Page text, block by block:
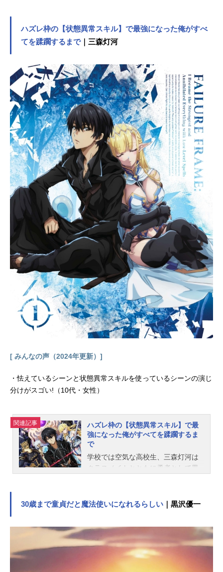
ハズレ枠の【状態異常スキル】で最強になった俺がすべ
てを蹂躙するまで｜三森灯河
[ みんなの声（2024年更新）]
・怯えているシーンと状態異常スキルを使っているシーンの演じ
分けがスゴい!（10代・女性）
関連記事
ハズレ枠の【状態異常スキル】で最
強になった俺がすべてを蹂躙するま
で
学校では空気な高校生、三森灯河は
クラスメイトとともに勇者として異
級、Ａ級と能力を見出される中、灯
存率ゼロの遺跡に廃棄された灯河は
ハズレ枠と貶された【状態異常スキ
ル】を駆使して遺跡脱出を試みる。
30歳まで童貞だと魔法使いになれるらしい ｜黒沢優一